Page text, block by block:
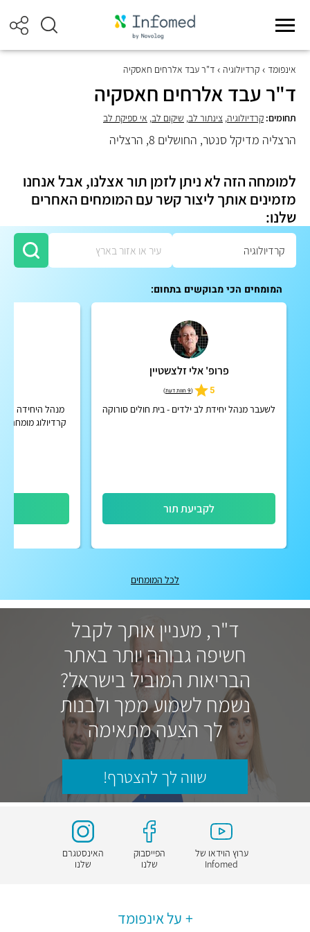
אינפומד קרדיולוגיה ד"ר עבד אלרחים חאסקיה
ד"ר עבד אלרחים חאסקיה
תחומים: קרדיולוגיה, צינתור לב, שיקום לב, אי ספיקת לב
הרצליה מדיקל סנטר, החושלים 8, הרצליה
למומחה הזה לא ניתן לזמן תור אצלנו, אבל אנחנו
מזמינים אותך ליצור קשר עם המומחים האחרים
שלנו:
המומחים הכי מבוקשים בתחום:
פרופ' אלי זלצשטיין
5
(9 חוות דעת )
לשעבר מנהל יחידת לב ילדים - בית חולים סורוקה
לקביעת תור
מנהל היחידה
קרדיולוג מומחה
לכל המומחים
ד"ר, מעניין אותך לקבל
חשיפה גבוהה יותר באתר
הבריאות המוביל בישראל?
נשמח לשמוע ממך ולבנות
לך הצעה מתאימה
שווה לך להצטרף!
ערוץ הוידאו של
Infomed
הפייסבוק
שלנו
האינסטגרם
שלנו
על אינפומד